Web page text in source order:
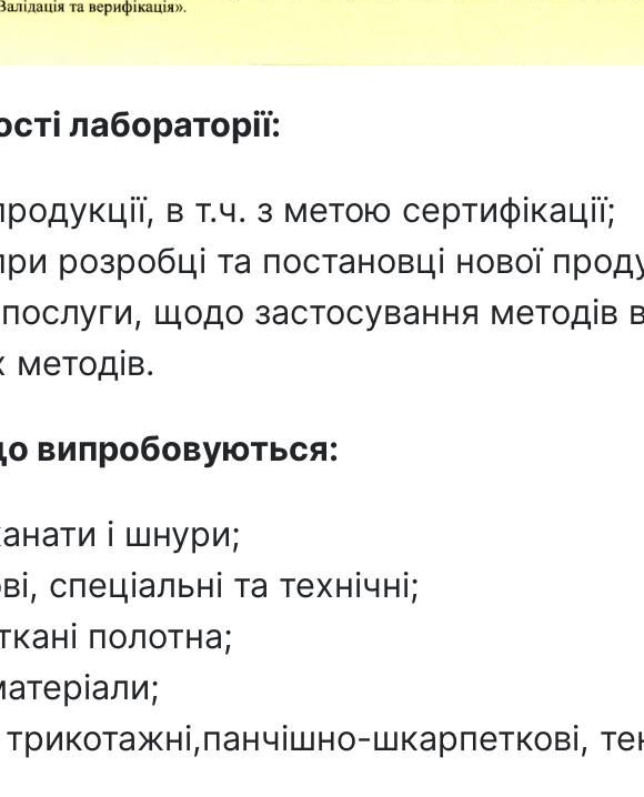
лабораторії:
в т.ч. з метою сертифікації;
розробці та постановці нової
послуги, щодо застосування методів
випробовуються:
і шнури;
спеціальні та технічні;
полотна;
шкарпеткові,